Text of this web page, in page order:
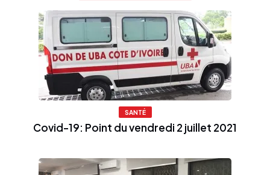
SANTÉ
Covid-19: Point du vendredi 2 juillet 2021